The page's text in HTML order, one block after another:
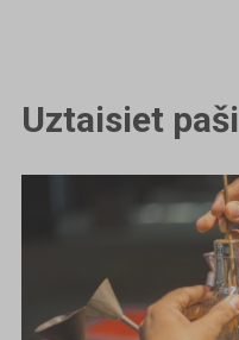
Uztaisiet paši